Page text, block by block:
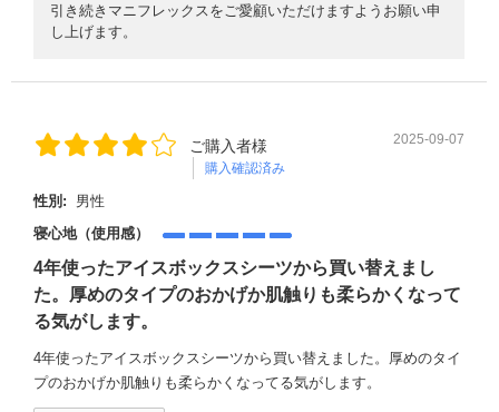
引き続きマニフレックスをご愛顧いただけますようお願い申
し上げます。
ご購入者様
購入確認済み
2025-09-07
性別:
男性
寝心地（使用感）
4年使ったアイスボックスシーツから買い替えまし
た。厚めのタイプのおかげか肌触りも柔らかくなって
る気がします。
4年使ったアイスボックスシーツから買い替えました。厚めのタイ
プのおかげか肌触りも柔らかくなってる気がします。